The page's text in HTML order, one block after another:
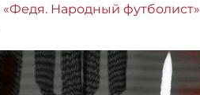
«Федя. Народный футболист»